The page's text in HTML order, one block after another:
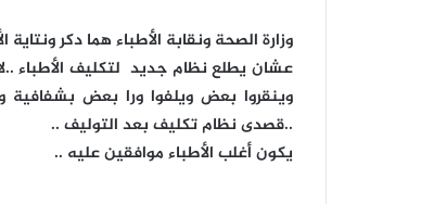
وزارة الصحة ونقابة الأطباء هما دكر ونتاية
عشان يطلع نظام جديد لتكليف
وينقروا بعض ويلفوا ورا بعض بشفافية
..قصدى نظام تكليف بعد التوليف ..
يكون أغلب الأطباء موافقين عليه ..